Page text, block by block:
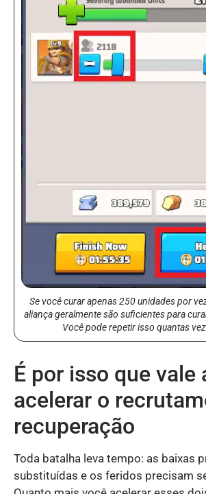
Se você curar apenas 250 unidades por
aliança geralmente são suficientes para
Você pode repetir isso quantas
É por isso que vale
acelerar o
recuperação
Toda batalha leva tempo: as baixas
substituídas e os feridos precisam